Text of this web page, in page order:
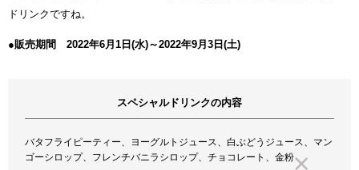
ドリンクですね。
●販売期間 2022年6月1日(水)～2022年9月3日(土)
スペシャルドリンクの内容
バタフライピーティー、ヨーグルトジュース、白ぶどうジュース、マン
ゴーシロップ、フレンチバニラシロップ、チョコレート、金粉